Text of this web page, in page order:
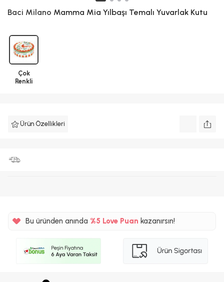
Baci Milano Mamma Mia Yılbaşı Temalı Yuvarlak Kutu
Çok
Renkli
Ürün Özellikleri
Bu üründen anında %5
%5
Love Puan kazanırsın!